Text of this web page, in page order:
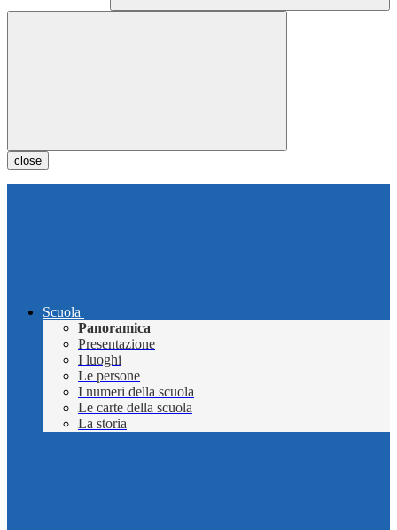
close
Scuola
Panoramica
Presentazione
I luoghi
Le persone
I numeri della scuola
Le carte della scuola
La storia